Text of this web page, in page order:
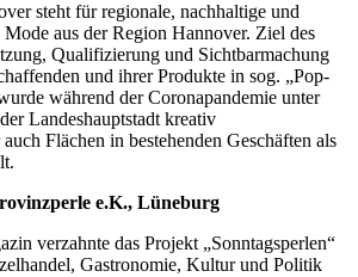
steht für regionale, nachhaltige und
aus der Region Hannover. Ziel des
Qualifizierung und Sichtbarmachung
und ihrer Produkte in sog. „Pop-
während der Coronapandemie unter
Landeshauptstadt kreativ
Flächen in bestehenden Geschäften als
e.K., Lüneburg
verzahnte das Projekt „Sonntagsperlen“
Gastronomie, Kultur und Politik